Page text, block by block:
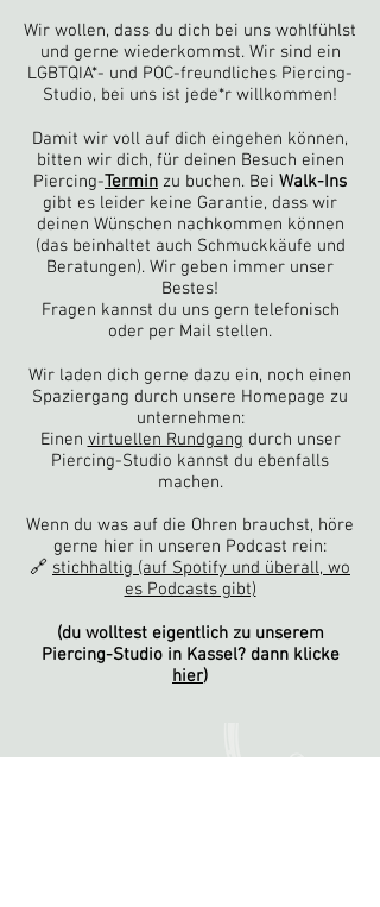
Wir wollen, dass du dich bei uns wohlfühlst
und gerne wiederkommst. Wir sind ein
LGBTQIA*- und POC-freundliches Piercing-
Studio, bei uns ist jede*r willkommen!
Damit wir voll auf dich eingehen können,
bitten wir dich, für deinen Besuch einen
Piercing-Termin zu buchen. Bei Walk-Ins
gibt es leider keine Garantie, dass wir
deinen Wünschen nachkommen können
(das beinhaltet auch Schmuckkäufe und
Beratungen). Wir geben immer unser
Bestes!
Fragen kannst du uns gern telefonisch
oder per Mail stellen.
Wir laden dich gerne dazu ein, noch einen
Spaziergang durch unsere Homepage zu
unternehmen:
Einen virtuellen Rundgang durch unser
Piercing-Studio kannst du ebenfalls
machen.
Wenn du was auf die Ohren brauchst, höre
gerne hier in unseren Podcast rein:
🔗 stichhaltig (auf Spotify und überall, wo
es Podcasts gibt)
(du wolltest eigentlich zu unserem
Piercing-Studio in Kassel? dann klicke
hier)